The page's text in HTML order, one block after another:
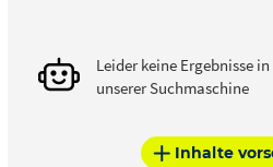
Leider keine Ergebnisse in
unserer Suchmaschine
Inhalte